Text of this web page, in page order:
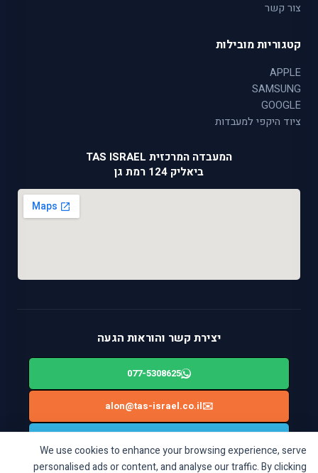
We use cookies to enhance your browsing experience, serve
personalised ads or content, and analyse our traffic. By clicking
צור קשר
קטגוריות מובילות
APPLE
SAMSUNG
GOOGLE
ציוד היקפי למעבדות
המעבדה המרכזית TAS ISRAEL
ביאליק 124 רמת גן
יצירת קשר והוראות הגעה
077-5308625
✉️
alon@tas-israel.co.il